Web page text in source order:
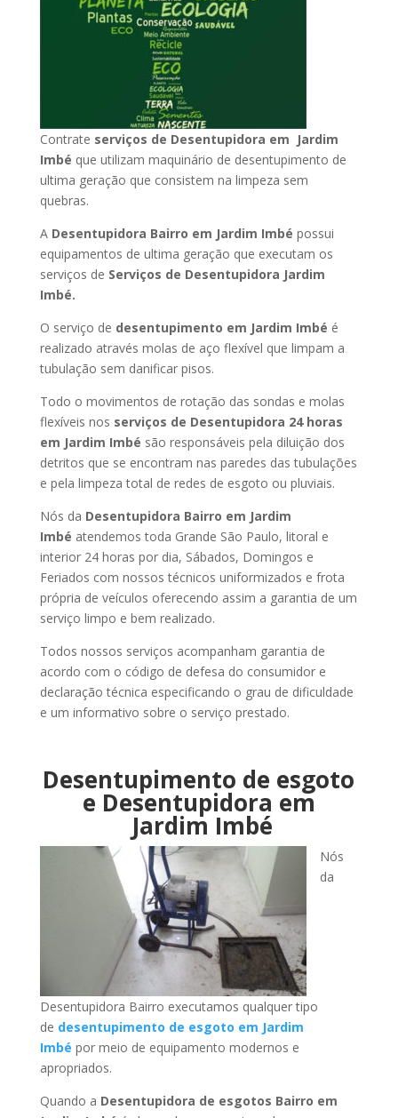
Contrate serviços de Desentupidora em Jardim
Imbé que utilizam maquinário de desentupimento de
ultima geração que consistem na limpeza sem
quebras.
A Desentupidora Bairro em Jardim Imbé possui
equipamentos de ultima geração que executam os
serviços de Serviços de Desentupidora Jardim
Imbé.
O serviço de desentupimento em Jardim Imbé é
realizado através molas de aço flexível que limpam a
tubulação sem danificar pisos.
Todo o movimentos de rotação das sondas e molas
flexíveis nos serviços de Desentupidora 24 horas
em Jardim Imbé são responsáveis pela diluição dos
detritos que se encontram nas paredes das tubulações
e pela limpeza total de redes de esgoto ou pluviais.
Nós da Desentupidora Bairro em Jardim
Imbé atendemos toda Grande São Paulo, litoral e
interior 24 horas por dia, Sábados, Domingos e
Feriados com nossos técnicos uniformizados e frota
própria de veículos oferecendo assim a garantia de um
serviço limpo e bem realizado.
Todos nossos serviços acompanham garantia de
acordo com o código de defesa do consumidor e
declaração técnica especificando o grau de dificuldade
e um informativo sobre o serviço prestado.
Desentupimento de esgoto
e Desentupidora em
Jardim Imbé
Nós
da
Desentupidora Bairro executamos qualquer tipo
de desentupimento de esgoto em Jardim
Imbé por meio de equipamento modernos e
apropriados.
Quando a Desentupidora de esgotos Bairro em